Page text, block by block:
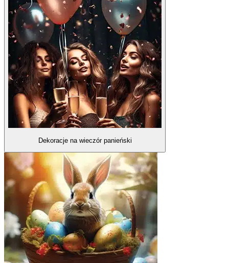
Dekoracje na wieczór panieński